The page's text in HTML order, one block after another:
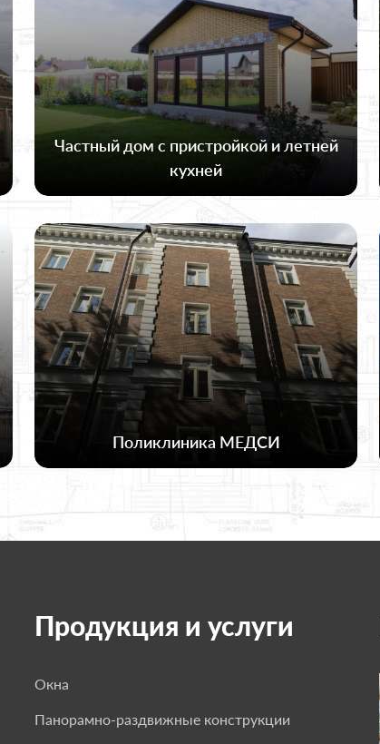
Частный дом с пристройкой и летней
кухней
Поликлиника МЕДСИ
Продукция и услуги
Окна
Панорамно-раздвижные конструкции